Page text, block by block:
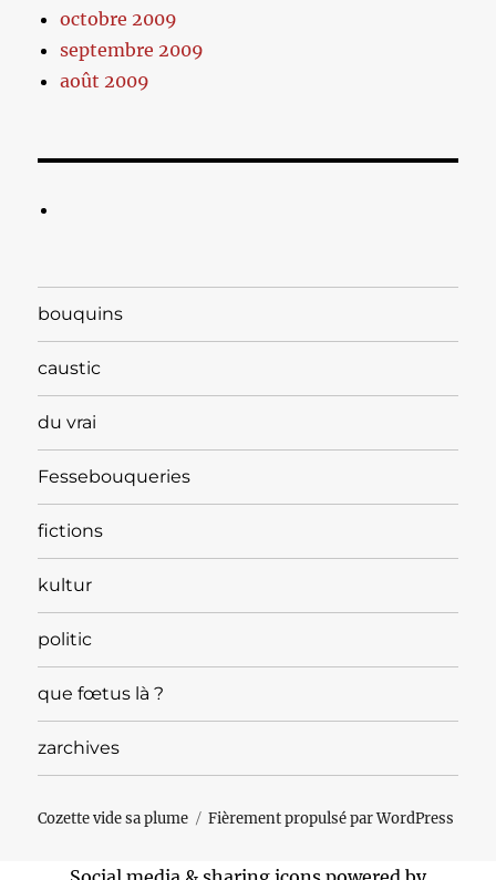
octobre 2009
septembre 2009
août 2009
bouquins
caustic
du vrai
Fessebouqueries
fictions
kultur
politic
que fœtus là ?
zarchives
Cozette vide sa plume Fièrement propulsé par WordPress